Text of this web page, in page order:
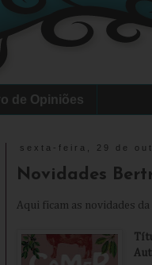
de Opiniões
sexta-feira, 29 de
Novidades
Aqui ficam as novidades da